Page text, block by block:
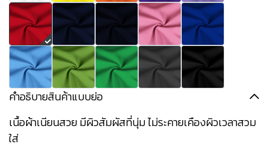
คำอธิบายสินค้าแบบย่อ
เนื้อผ้าเนียนสวย มีผิวสัมผัสที่นุ่ม ไม่ระคายเคืองผิวเวลาสวม
ใส่